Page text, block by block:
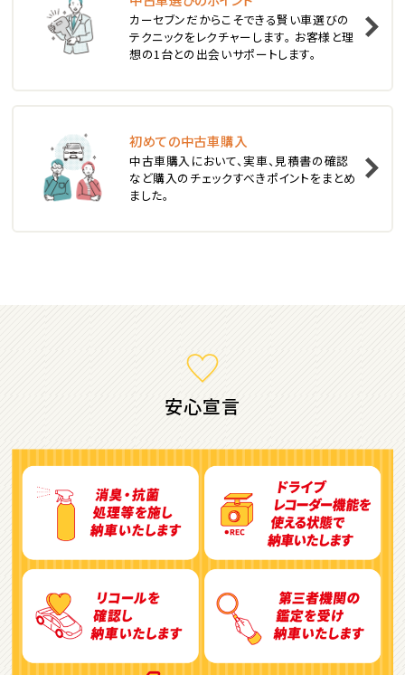
位
スバル
レガシィツーリングワゴン
3位
トヨタ
カローラフィールダー
2
アルファード
位
トヨタ
ヴォクシー
ＳＵＶ・クロカン
カーセブンだからこそできる賢い車選びの
テクニックをレクチャーします。 お客様と理
想の1台との出会いサポートします。
初めての中古車購入
中古車購入において、実車、見積書の確認
など購入のチェックすべきポイントをまとめ
ました。
安心宣言